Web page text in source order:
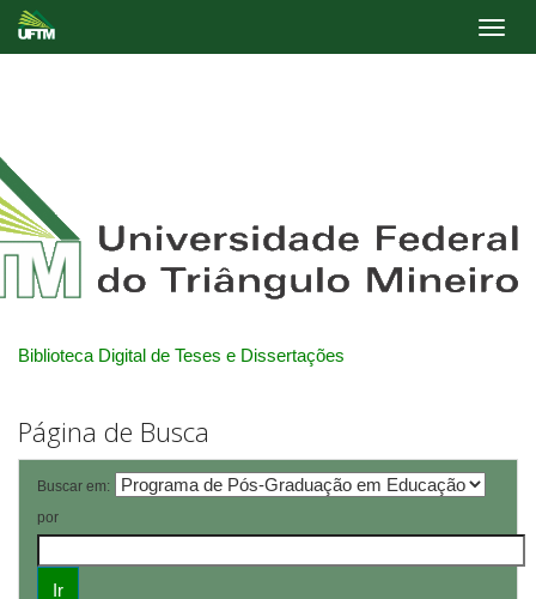
Biblioteca Digital de Teses e Dissertações
Página de Busca
Buscar em:
por